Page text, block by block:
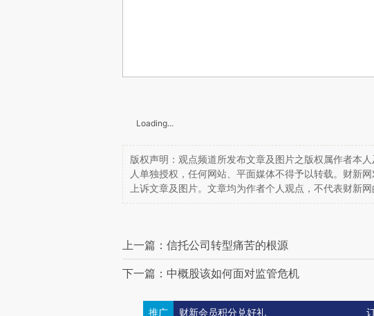
Loading...
版权声明：观点频道所发布文章及图片之版权属作者本
人单独授权，任何网站、平面媒体不得予以转载。财新
上诉文章及图片。文章均为作者个人观点，不代表财新网
上一篇：信托公司转型痛苦的根源
下一篇：中概股该如何面对监管危机
推广 财新会员积分兑好礼